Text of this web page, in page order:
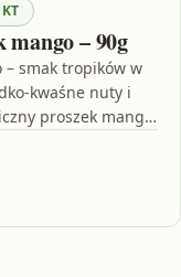
mango – 90g
– smak tropików w
kwaśne nuty i
proszek mango